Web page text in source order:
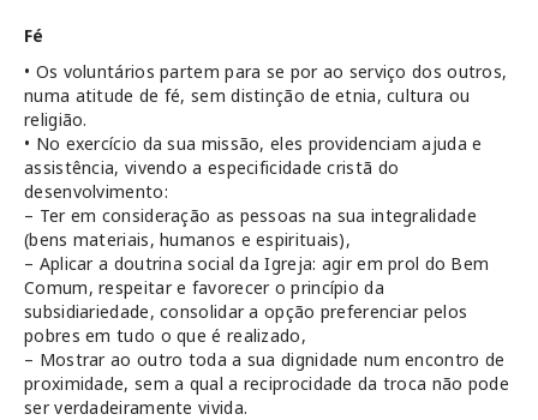
Fé
• Os voluntários partem para se por ao serviço dos outros,
numa atitude de fé, sem distinção de etnia, cultura ou
religião.
• No exercício da sua missão, eles providenciam ajuda e
assistência, vivendo a especificidade cristã do
desenvolvimento:
– Ter em consideração as pessoas na sua integralidade
(bens materiais, humanos e espirituais),
– Aplicar a doutrina social da Igreja: agir em prol do Bem
Comum, respeitar e favorecer o princípio da
subsidiariedade, consolidar a opção preferenciar pelos
pobres em tudo o que é realizado,
– Mostrar ao outro toda a sua dignidade num encontro de
proximidade, sem a qual a reciprocidade da troca não pode
ser verdadeiramente vivida.